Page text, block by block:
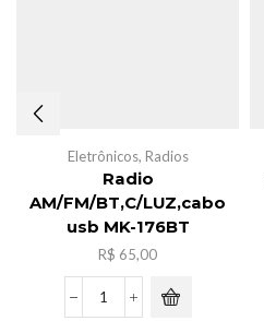
Eletrônicos, Radios
Radio
AM/FM/BT,C/LUZ,cabo
usb MK-176BT
R$ 65,00
Radio